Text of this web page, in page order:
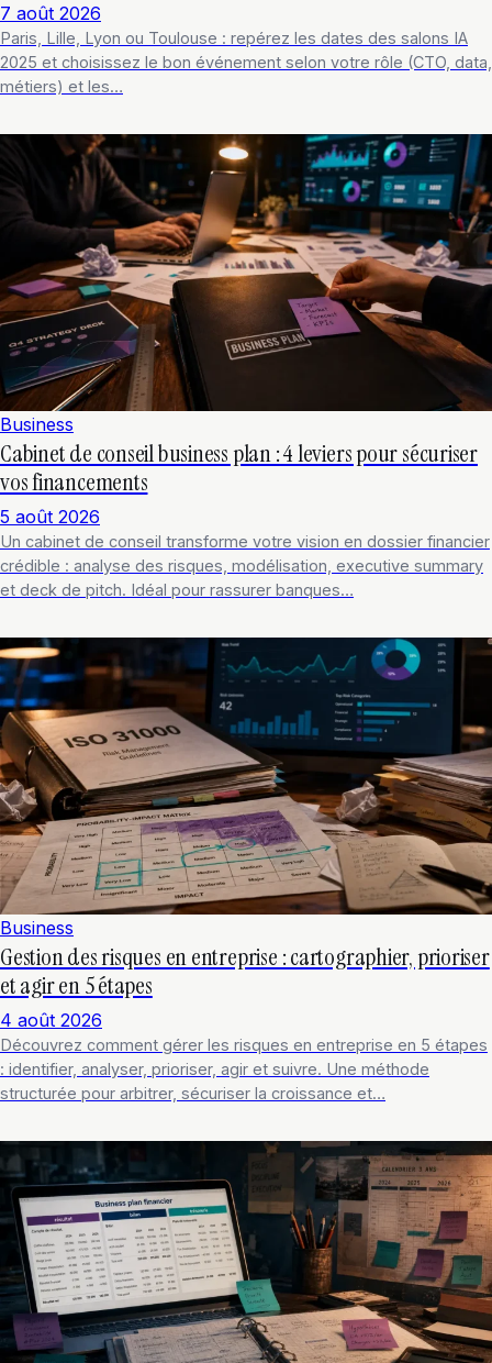
7 août 2026
Paris, Lille, Lyon ou Toulouse : repérez les dates des salons IA
2025 et choisissez le bon événement selon votre rôle (CTO, data,
métiers) et les…
Business
Cabinet de conseil business plan : 4 leviers pour sécuriser
vos financements
5 août 2026
Un cabinet de conseil transforme votre vision en dossier financier
crédible : analyse des risques, modélisation, executive summary
et deck de pitch. Idéal pour rassurer banques…
Business
Gestion des risques en entreprise : cartographier, prioriser
et agir en 5 étapes
4 août 2026
Découvrez comment gérer les risques en entreprise en 5 étapes
: identifier, analyser, prioriser, agir et suivre. Une méthode
structurée pour arbitrer, sécuriser la croissance et…